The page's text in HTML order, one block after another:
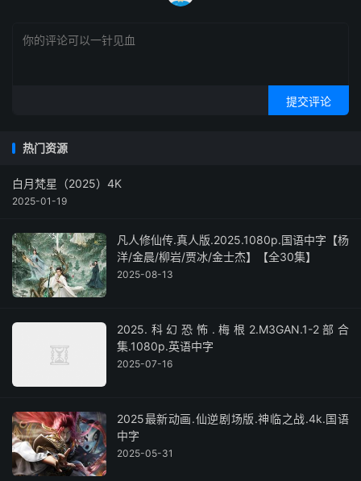
提交评论
热门资源
白月梵星（2025）4K
2025-01-19
凡人修仙传.真人版.2025.1080p.国语中字【杨
洋/金晨/柳岩/贾冰/金士杰】【全30集】
2025-08-13
2025.科幻恐怖.梅根2.M3GAN.1-2部合
集.1080p.英语中字
2025-07-16
2025最新动画.仙逆剧场版.神临之战.4k.国语
中字
2025-05-31